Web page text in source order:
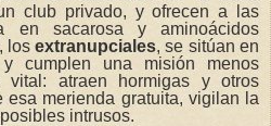
club privado, y ofrecen a las
en sacarosa y aminoácidos
losextranupciales, se sitúan en
cumplen una misión menos
vital: atraen hormigas y otros
esa merienda gratuita, vigilan la
intrusos.